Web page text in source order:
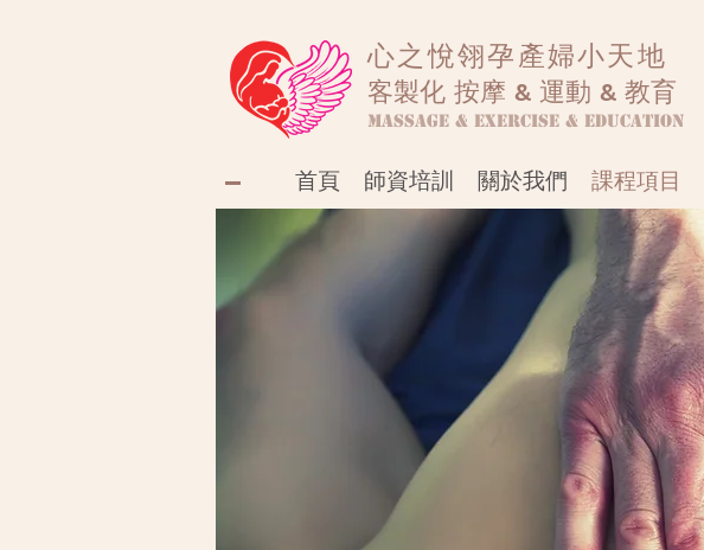
心之悅翎孕產婦小天地
客製化 按摩 & 運動 & 教育
Massage & Exercise & Education
首頁 師資培訓 關於我們 課程項目